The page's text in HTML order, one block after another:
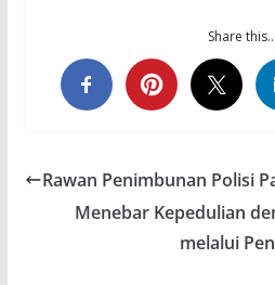
Share this…
Rawan Penimbunan Polisi
Menebar Kepedulian
melalui